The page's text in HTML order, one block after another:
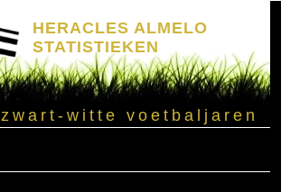
HERACLES ALMELO
STATISTIEKEN
zwart-witte voetbaljaren